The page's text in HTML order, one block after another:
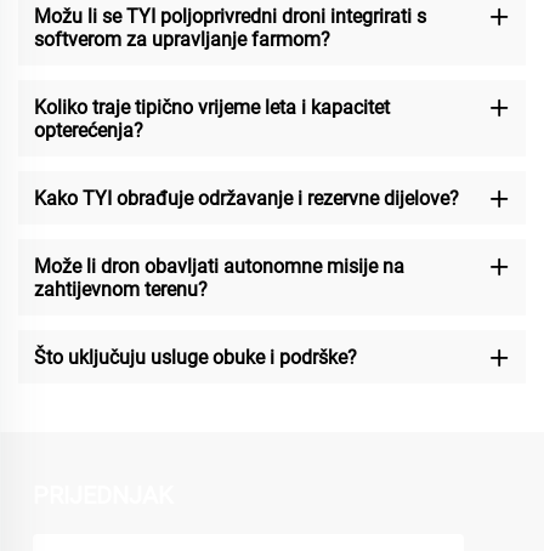
Možu li se TYI poljoprivredni droni integrirati s
softverom za upravljanje farmom?
Koliko traje tipično vrijeme leta i kapacitet
opterećenja?
Kako TYI obrađuje održavanje i rezervne dijelove?
Može li dron obavljati autonomne misije na
zahtijevnom terenu?
Što uključuju usluge obuke i podrške?